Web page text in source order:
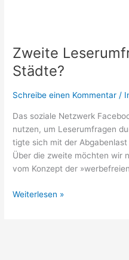
Zweite
Städte?
Schreibe einen Kommentar /
Das sozia­le Netz­werk
nut­zen, um Leser­um­fra­gen
tig­te sich mit der
Über die zwei­te möch­ten wir
vom Kon­zept der
»Werbefreie«
Städte?
Weiterlesen »